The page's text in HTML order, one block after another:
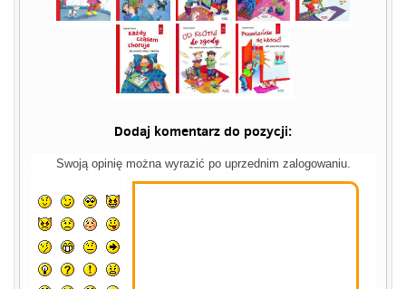
Dodaj komentarz do pozycji:
Swoją opinię można wyrazić po uprzednim zalogowaniu.